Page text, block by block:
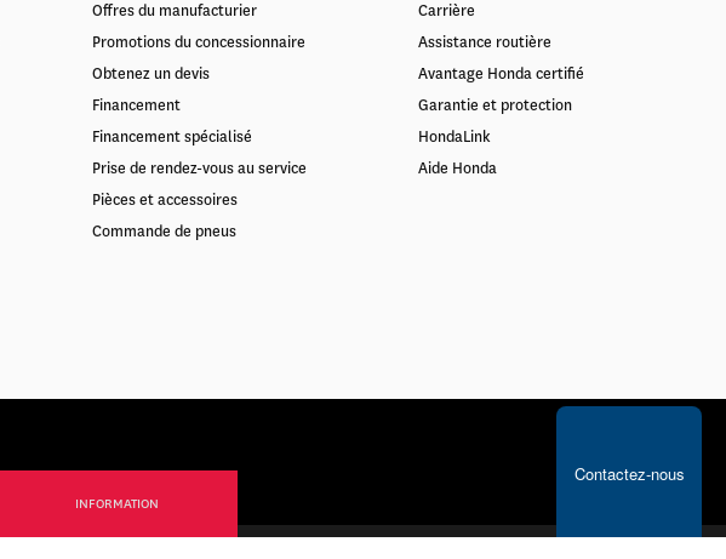
INFORMATION
Offres du manufacturier
Promotions du concessionnaire
Obtenez un devis
Financement
Financement spécialisé
Prise de rendez-vous au service
Pièces et accessoires
Commande de pneus
Carrière
Assistance routière
Avantage Honda certifié
Garantie et protection
HondaLink
Aide Honda
Contactez-nous